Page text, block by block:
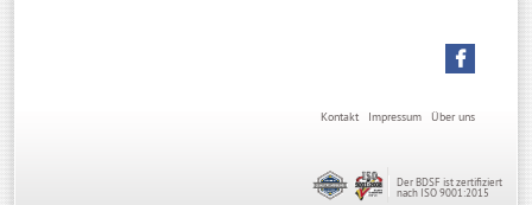
Über uns
Impressum
Kontakt
Der BDSF ist zertifiziert
nach ISO 9001:2015